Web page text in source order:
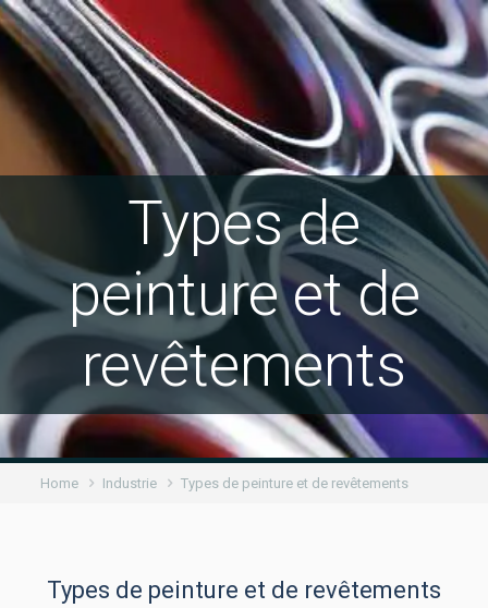
Types de
peinture et de
revêtements
Home Industrie Types de peinture et de revêtements
Types de peinture et de revêtements